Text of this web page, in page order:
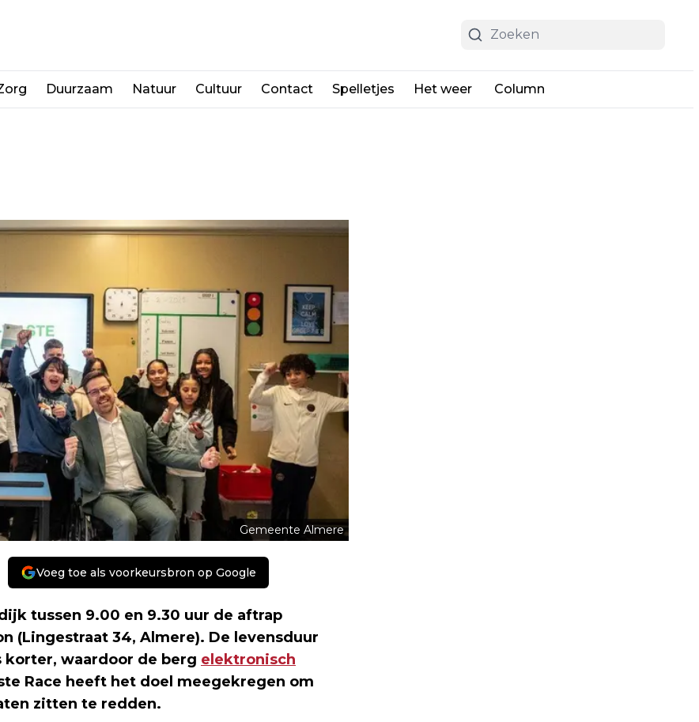
Duurzaam Natuur Cultuur Contact Spelletjes Het weer Column
Gemeente Almere
Voeg toe als voorkeursbron op Google
tussen 9.00 en 9.30 uur de aftrap
(Lingestraat 34, Almere). De levensduur
waardoor de berg elektronisch
Race heeft het doel meegekregen om
zitten te redden.